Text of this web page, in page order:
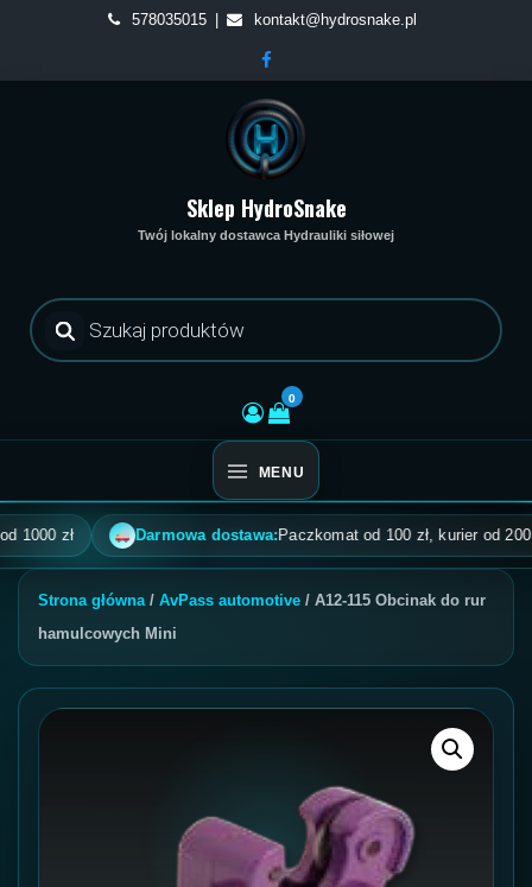
content
578035015 kontakt@hydrosnake.pl
Sklep HydroSnake
Twój lokalny dostawca Hydrauliki siłowej
Wyszukiwarka
produktów
0
MENU
zł Darmowa dostawa:Paczkomat od 100 zł, kurier od 200 zł,
Strona główna/ AvPass automotive / A12-115 Obcinak do rur
hamulcowych Mini